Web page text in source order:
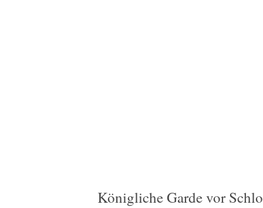
Königliche Garde vor